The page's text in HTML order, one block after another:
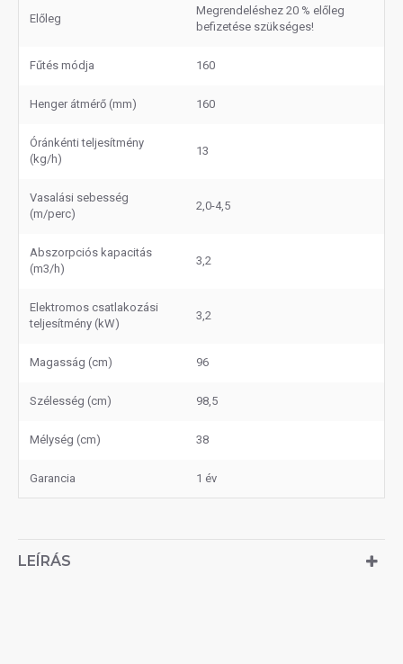
Előleg
Megrendeléshez 20 % előleg
befizetése szükséges!
Fűtés módja 160
Henger átmérő (mm) 160
Óránkénti teljesítmény
(kg/h)
13
Vasalási sebesség
(m/perc)
2,0-4,5
Abszorpciós kapacitás
(m3/h)
3,2
Elektromos csatlakozási
teljesítmény (kW)
3,2
Magasság (cm) 96
Szélesség (cm) 98,5
Mélység (cm) 38
Garancia 1 év
LEÍRÁS